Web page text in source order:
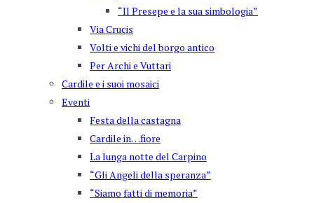
“Il Presepe e la sua simbologia”
Via Crucis
Volti e vichi del borgo antico
Per Archi e Vuttari
Cardile e i suoi mosaici
Eventi
Festa della castagna
Cardile in…fiore
La lunga notte del Carpino
“Gli Angeli della speranza”
“Siamo fatti di memoria”